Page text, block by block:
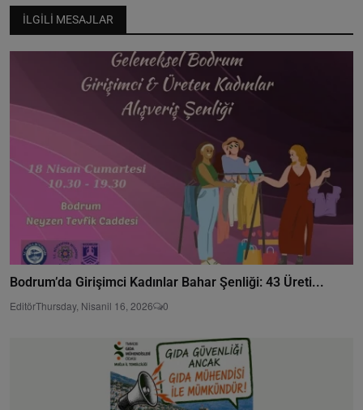
İLGILI MESAJLAR
Bodrum’da Girişimci Kadınlar Bahar Şenliği: 43 Üreti...
EditörThursday, Nisanil 16, 2026 0